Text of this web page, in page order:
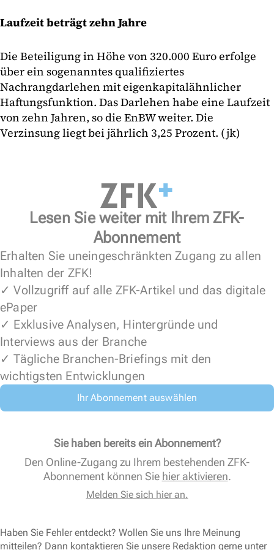
Laufzeit beträgt zehn Jahre
Die Beteiligung in Höhe von 320.000 Euro erfolge
über ein sogenanntes qualifiziertes
Nachrangdarlehen mit eigenkapitalähnlicher
Haftungsfunktion. Das Darlehen habe eine Laufzeit
von zehn Jahren, so die EnBW weiter. Die
Verzinsung liegt bei jährlich 3,25 Prozent. (jk)
Lesen Sie weiter mit Ihrem ZFK-
Abonnement
Erhalten Sie uneingeschränkten Zugang zu allen
Inhalten der ZFK!
✓ Vollzugriff auf alle ZFK-Artikel und das digitale
ePaper
✓ Exklusive Analysen, Hintergründe und
Interviews aus der Branche
✓ Tägliche Branchen-Briefings mit den
wichtigsten Entwicklungen
Ihr Abonnement auswählen
Sie haben bereits ein Abonnement?
Den Online-Zugang zu Ihrem bestehenden ZFK-
Abonnement können Sie hier aktivieren.
Melden Sie sich hier an.
Haben Sie Fehler entdeckt? Wollen Sie uns Ihre Meinung
mitteilen? Dann kontaktieren Sie unsere Redaktion gerne unter